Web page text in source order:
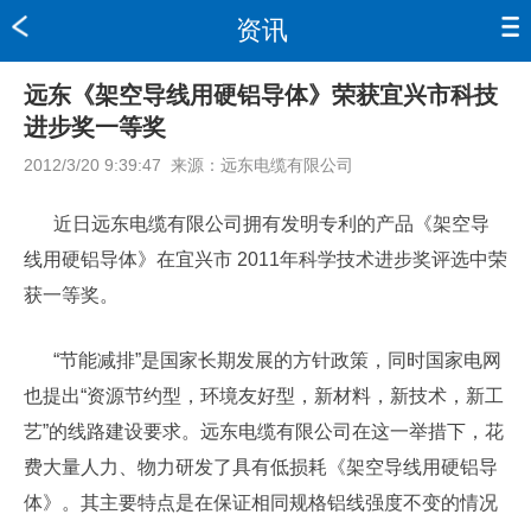
资讯
远东《架空导线用硬铝导体》荣获宜兴市科技
进步奖一等奖
2012/3/20 9:39:47 来源： 远东电缆有限公司
近日远东电缆有限公司拥有发明专利的产品《架空导
线用硬铝导体》在宜兴市 2011年科学技术进步奖评选中荣
获一等奖。
“节能减排”是国家长期发展的方针政策，同时国家电网
也提出“资源节约型，环境友好型，新材料，新技术，新工
艺”的线路建设要求。远东电缆有限公司在这一举措下，花
费大量人力、物力研发了具有低损耗《架空导线用硬铝导
体》。其主要特点是在保证相同规格铝线强度不变的情况